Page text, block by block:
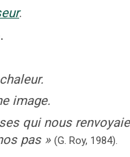
.
image.
qui nous
pas » (G. Roy, 1984).